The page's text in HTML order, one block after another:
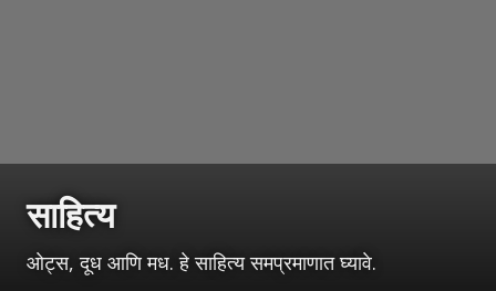
साहित्य
ओट्स, दूध आणि मध. हे साहित्य समप्रमाणात घ्यावे.